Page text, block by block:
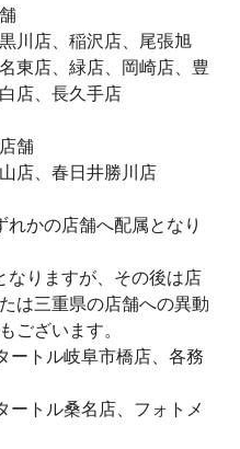
川店、稲沢店、尾張旭
東店、緑店、岡崎店、豊
店、長久手店
舗
店、春日井勝川店
かの店舗へ配属となり
なりますが、その後は店
は三重県の店舗への異動
ございます。
ートル岐阜市橋店、各務
トル桑名店、フォトメ